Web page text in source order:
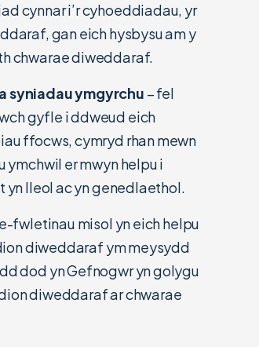
cynnar i’r cyhoeddiadau, yr
gan eich hysbysu am y
chwarae diweddaraf.
syniadau ymgyrchu – fel
gyfle i ddweud eich
ffocws, cymryd rhan mewn
er mwyn helpu i
lleol ac yn genedlaethol.
fwletinau misol yn eich helpu
diweddaraf ym meysydd
dod yn Gefnogwr yn golygu
diweddaraf ar chwarae